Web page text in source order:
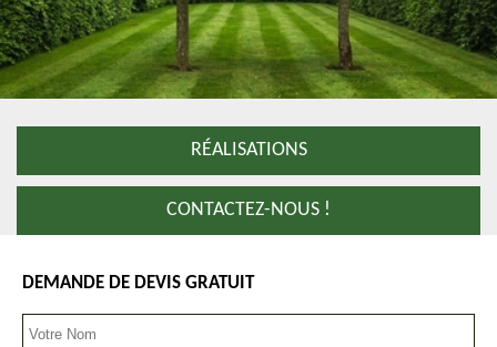
RÉALISATIONS
CONTACTEZ-NOUS !
DEMANDE DE DEVIS GRATUIT